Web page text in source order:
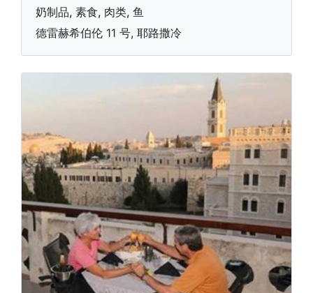
奶制品, 素食, 肉类, 鱼
德雷赫希伯伦 11 号, 耶路撒冷